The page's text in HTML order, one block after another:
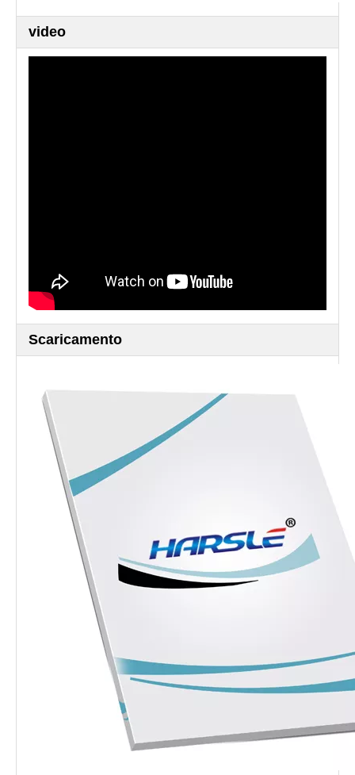
video
Scaricamento